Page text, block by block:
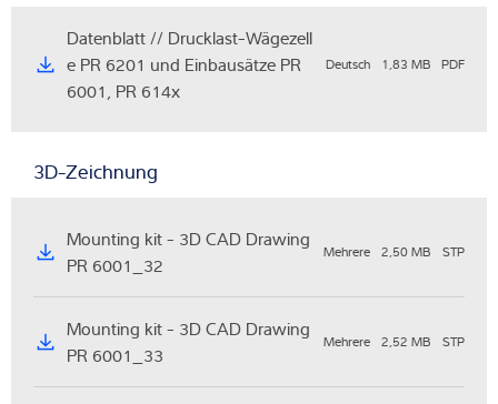
Datenblatt // Drucklast-Wägezell
e PR 6201 und Einbausätze PR
6001, PR 614x
Deutsch 1,83 MB PDF
3D-Zeichnung
Mounting kit - 3D CAD Drawing
PR 6001_32
Mehrere 2,50 MB STP
Mounting kit - 3D CAD Drawing
PR 6001_33
Mehrere 2,52 MB STP